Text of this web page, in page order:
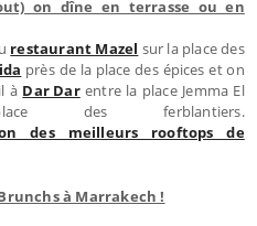
on dîne en terrasse ou en
restaurant Mazel sur la place des
près de la place des épices et on
à Dar Darentre la place Jemma El
ferblantiers.
des meilleurs rooftops de
à Marrakech !